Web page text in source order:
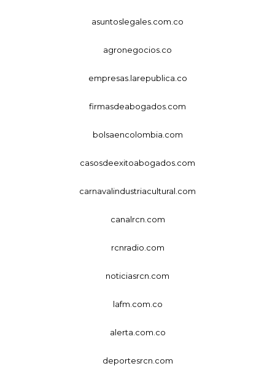
asuntoslegales.com.co
agronegocios.co
empresas.larepublica.co
firmasdeabogados.com
bolsaencolombia.com
casosdeexitoabogados.com
carnavalindustriacultural.com
canalrcn.com
rcnradio.com
noticiasrcn.com
lafm.com.co
alerta.com.co
deportesrcn.com